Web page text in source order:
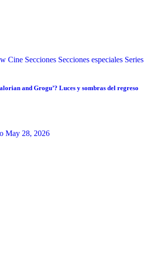
Cine Secciones Secciones especiales Series
and Grogu’? Luces y sombras del regreso
May 28, 2026